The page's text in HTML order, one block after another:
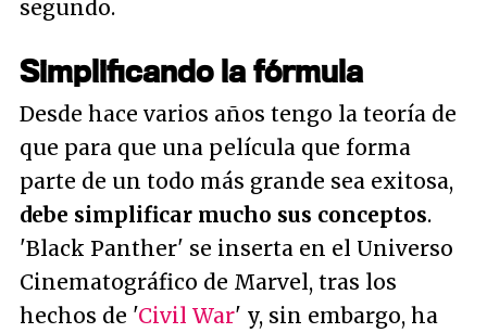
segundo.
Simplificando la fórmula
Desde hace varios años tengo la teoría de
que para que una película que forma
parte de un todo más grande sea exitosa,
debe simplificar mucho sus conceptos.
'Black Panther' se inserta en el Universo
Cinematográfico de Marvel, tras los
hechos de 'Civil War' y, sin embargo, ha